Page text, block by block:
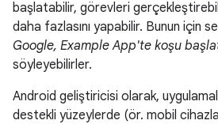
başlatabilir, görevleri
daha fazlasını yapabilir. Bunun için
Google, Example App'te koşu
söyleyebilirler.
Android geliştiricisi olarak,
destekli yüzeylerde (ör. mobil